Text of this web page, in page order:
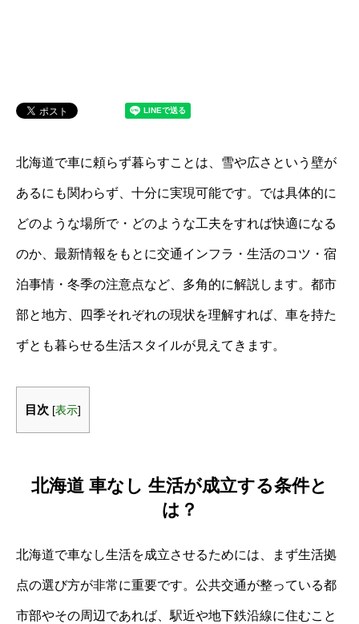
北海道で車に頼らず暮らすことは、雪や広さという壁が
あるにも関わらず、十分に実現可能です。では具体的に
どのような場所で・どのような工夫をすれば快適になる
のか、最新情報をもとに交通インフラ・生活のコツ・宿
泊事情・冬季の注意点など、多角的に解説します。都市
部と地方、四季それぞれの現状を理解すれば、車を持た
ずとも暮らせる生活スタイルが見えてきます。
目次 [表示]
北海道 車なし 生活が成立する条件と
は？
北海道で車なし生活を成立させるためには、まず生活拠
点の選び方が非常に重要です。公共交通が整っている都
市部やその周辺であれば、駅近や地下鉄沿線に住むこと